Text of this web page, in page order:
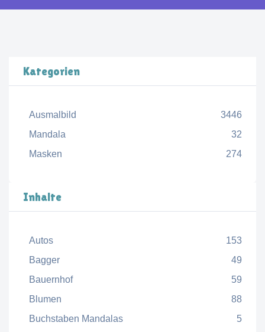
Kategorien
Ausmalbild
3446
Mandala
32
Masken
274
Inhalte
Autos
153
Bagger
49
Bauernhof
59
Blumen
88
Buchstaben Mandalas
5